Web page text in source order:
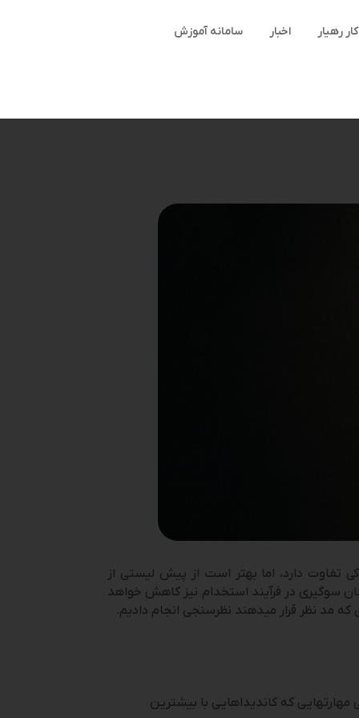
رهیار اخبار سامانه آموزش
تفاوت دارد، اما بهتر است از پیش لیستی از
سوگیری در فرآیند استخدام نیز کاهش خواهد
که کاندیداهایی با بیشترین